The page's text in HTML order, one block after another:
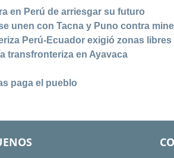
en Perú de arriesgar su futuro
unen con Tacna y Puno contra
Perú-Ecuador exigió zonas libres
transfronteriza en Ayavaca
paga el pueblo